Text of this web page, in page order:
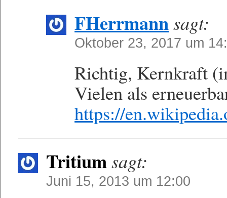
FHerrmannsagt:
Oktober 23, 2017 um
Richtig, Kernkraft
Vielen als
https://
Tritiumsagt:
Juni 15, 2013 um 12:00